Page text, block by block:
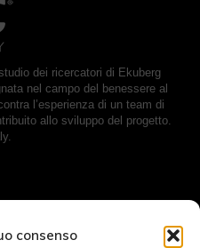
consenso
dei ricercatori di Ekuberg
nel campo del benessere al
l’esperienza di un team di
allo sviluppo del progetto.
CON NOI: